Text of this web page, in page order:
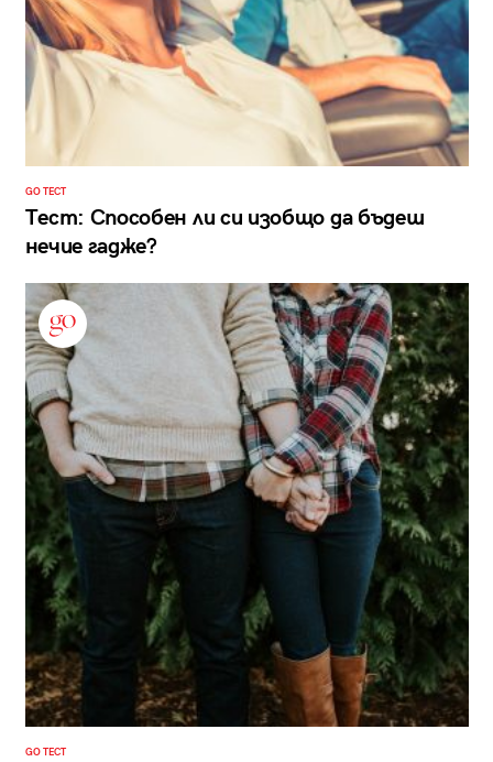
GO ТЕСТ
Тест: Способен ли си изобщо да бъдеш
нечие гадже?
GO ТЕСТ